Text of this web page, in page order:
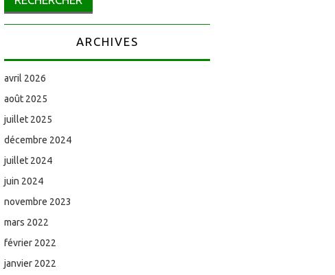
ARCHIVES
avril 2026
août 2025
juillet 2025
décembre 2024
juillet 2024
juin 2024
novembre 2023
mars 2022
février 2022
janvier 2022